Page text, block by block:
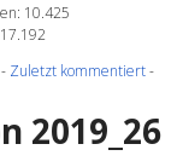
10.425
- Zuletzt kommentiert-
2019_26